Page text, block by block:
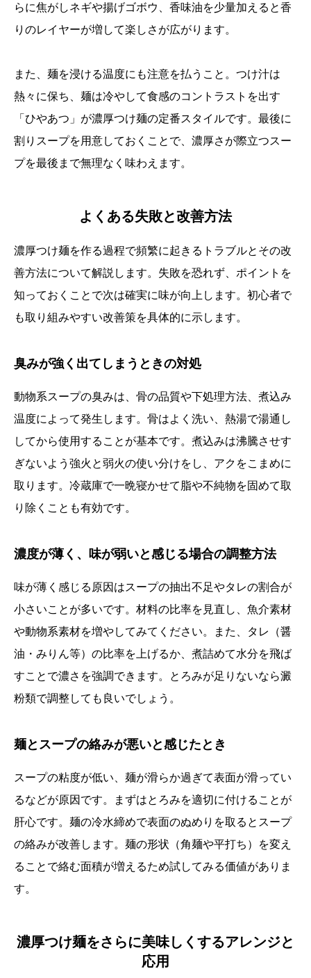
らに焦がしネギや揚げゴボウ、香味油を少量加えると香
りのレイヤーが増して楽しさが広がります。
また、麺を浸ける温度にも注意を払うこと。つけ汁は
熱々に保ち、麺は冷やして食感のコントラストを出す
「ひやあつ」が濃厚つけ麺の定番スタイルです。最後に
割りスープを用意しておくことで、濃厚さが際立つスー
プを最後まで無理なく味わえます。
よくある失敗と改善方法
濃厚つけ麺を作る過程で頻繁に起きるトラブルとその改
善方法について解説します。失敗を恐れず、ポイントを
知っておくことで次は確実に味が向上します。初心者で
も取り組みやすい改善策を具体的に示します。
臭みが強く出てしまうときの対処
動物系スープの臭みは、骨の品質や下処理方法、煮込み
温度によって発生します。骨はよく洗い、熱湯で湯通し
してから使用することが基本です。煮込みは沸騰させす
ぎないよう強火と弱火の使い分けをし、アクをこまめに
取ります。冷蔵庫で一晩寝かせて脂や不純物を固めて取
り除くことも有効です。
濃度が薄く、味が弱いと感じる場合の調整方法
味が薄く感じる原因はスープの抽出不足やタレの割合が
小さいことが多いです。材料の比率を見直し、魚介素材
や動物系素材を増やしてみてください。また、タレ（醤
油・みりん等）の比率を上げるか、煮詰めて水分を飛ば
すことで濃さを強調できます。とろみが足りないなら澱
粉類で調整しても良いでしょう。
麺とスープの絡みが悪いと感じたとき
スープの粘度が低い、麺が滑らか過ぎて表面が滑ってい
るなどが原因です。まずはとろみを適切に付けることが
肝心です。麺の冷水締めで表面のぬめりを取るとスープ
の絡みが改善します。麺の形状（角麺や平打ち）を変え
ることで絡む面積が増えるため試してみる価値がありま
す。
濃厚つけ麺をさらに美味しくするアレンジと
応用